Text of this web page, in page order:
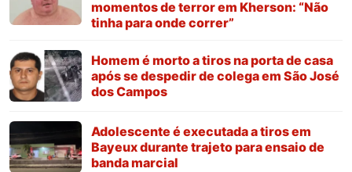
momentos de terror em Kherson: “Não
tinha para onde correr”
Homem é morto a tiros na porta de casa
após se despedir de colega em São José
dos Campos
Adolescente é executada a tiros em
Bayeux durante trajeto para ensaio de
banda marcial